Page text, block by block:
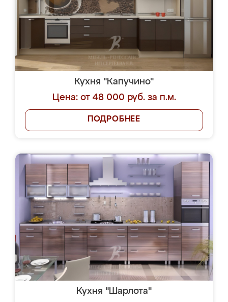
Кухня "Капучино"
Цена: от 48 000 руб. за п.м.
ПОДРОБНЕЕ
Кухня "Шарлота"